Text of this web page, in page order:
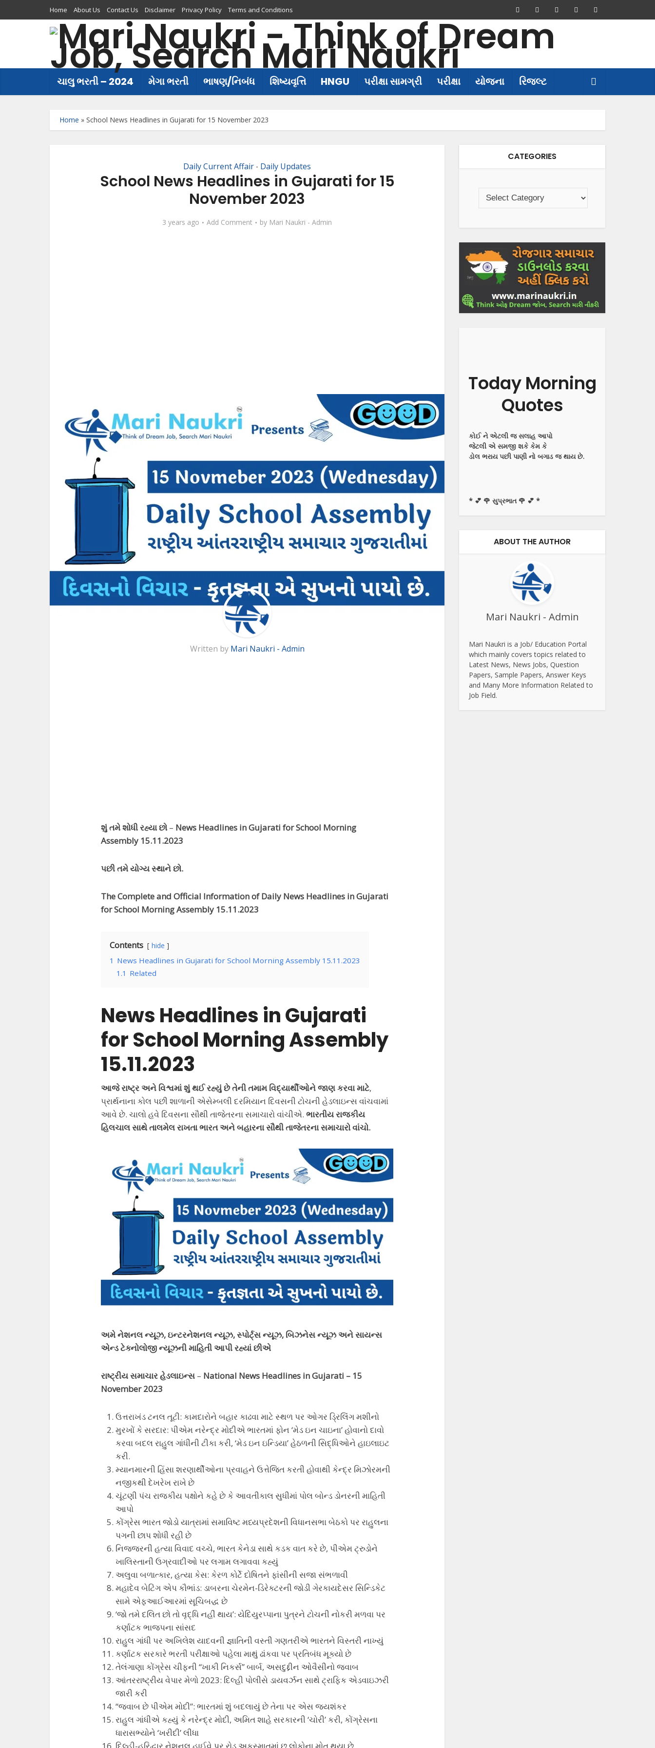
Home About Us Contact Us Disclaimer Privacy Policy Terms and Conditions
ચાલુ ભરતી – 2024 મેગા ભરતી ભાષણ/નિબંધ શિષ્યવૃત્તિ HNGU પરીક્ષા સામગ્રી પરીક્ષા યોજના રિજલ્ટ
Home » School News Headlines in Gujarati for 15 November 2023
Daily Current Affair • Daily Updates
School News Headlines in Gujarati for 15
November 2023
3 years ago Add Comment by Mari Naukri - Admin
Written by Mari Naukri - Admin
શું તમે શોધી રહ્યા છો– News Headlines in Gujarati for School Morning
Assembly 15.11.2023
પછી તમે યોગ્ય સ્થાને છો.
The Complete and Official Information of Daily News Headlines in Gujarati
for School Morning Assembly 15.11.2023
Contents hide
1 News Headlines in Gujarati for School Morning Assembly 15.11.2023
1.1 Related
News Headlines in Gujarati
for School Morning Assembly
15.11.2023
આજે રાષ્ટ્ર અને વિશ્વમાં શું થઈ રહ્યું છે તેની તમામ વિદ્યાર્થીઓને જાણ કરવા માટે,
પ્રાર્થનાના કોલ પછી શાળાની એસેમ્બલી દરમિયાન દિવસની ટોચની હેડલાઇન્સ વાંચવામાં
આવે છે. ચાલો હવે દિવસના સૌથી તાજેતરના સમાચારો વાંચીએ. ભારતીય રાજકીય
હિલચાલ સાથે તાલમેલ રાખતા ભારત અને બહારના સૌથી તાજેતરના સમાચારો વાંચો.
અમે નેશનલ ન્યૂઝ, ઇન્ટરનેશનલ ન્યૂઝ, સ્પોર્ટ્સ ન્યૂઝ, બિઝનેસ ન્યૂઝ અને સાયન્સ
એન્ડ ટેક્નોલોજી ન્યૂઝની માહિતી આપી રહ્યાં છીએ
રાષ્ટ્રીય સમાચાર હેડલાઇન્સ – National News Headlines in Gujarati – 15
November 2023
ઉત્તરાખંડ ટનલ તૂટી: કામદારોને બહાર કાઢવા માટે સ્થળ પર ઓગર ડ્રિલિંગ મશીનો
મુરખોં કે સરદાર: પીએમ નરેન્દ્ર મોદીએ ભારતમાં ફોન ‘મેડ ઇન ચાઇના’ હોવાનો દાવો
કરવા બદલ રાહુલ ગાંધીની ટીકા કરી, ‘મેડ ઇન ઇન્ડિયા’ હેઠળની સિદ્ધિઓને હાઇલાઇટ
કરી.
મ્યાનમારની હિંસા શરણાર્થીઓના પ્રવાહને ઉત્તેજિત કરતી હોવાથી કેન્દ્ર મિઝોરમની
નજીકથી દેખરેખ રાખે છે
ચૂંટણી પંચ રાજકીય પક્ષોને કહે છે કે આવતીકાલ સુધીમાં પોલ બોન્ડ ડોનરની માહિતી
આપો
કોંગ્રેસ ભારત જોડો યાત્રામાં સમાવિષ્ટ મધ્યપ્રદેશની વિધાનસભા બેઠકો પર રાહુલના
પગની છાપ શોધી રહી છે
નિજ્જરની હત્યા વિવાદ વચ્ચે, ભારત કેનેડા સાથે કડક વાત કરે છે, પીએમ ટ્રુડોને
ખાલિસ્તાની ઉગ્રવાદીઓ પર લગામ લગાવવા કહ્યું
અલુવા બળાત્કાર, હત્યા કેસ: કેરળ કોર્ટે દોષિતને ફાંસીની સજા સંભળાવી
મહાદેવ બેટિંગ એપ કૌભાંડ: ડાબરના ચેરમેન-ડિરેક્ટરની જોડી ગેરકાયદેસર સિન્ડિકેટ
સામે એફઆઈઆરમાં સૂચિબદ્ધ છે
‘જો તમે દલિત છો તો વૃદ્ધિ નહીં થાય’: યેદિયુરપ્પાના પુત્રને ટોચની નોકરી મળવા પર
કર્ણાટક ભાજપના સાંસદ
રાહુલ ગાંધી પર અખિલેશ યાદવની જ્ઞાતિની વસ્તી ગણતરીએ ભારતને વિસ્તરી નાખ્યું
કર્ણાટક સરકારે ભરતી પરીક્ષાઓ પહેલા માથું ઢાંકવા પર પ્રતિબંધ મૂક્યો છે
તેલંગાણા કોંગ્રેસ ચીફની “ખાકી નિકર્સ” બાર્બ, અસદુદ્દીન ઓવૈસીનો જવાબ
આંતરરાષ્ટ્રીય વેપાર મેળો 2023: દિલ્હી પોલીસે ડાયવર્ઝન સાથે ટ્રાફિક એડવાઇઝરી
જારી કરી
“જવાબ છે પીએમ મોદી”: ભારતમાં શું બદલાયું છે તેના પર એસ જયશંકર
રાહુલ ગાંધીએ કહ્યું કે નરેન્દ્ર મોદી, અમિત શાહે સરકારની ‘ચોરી’ કરી, કોંગ્રેસના
ધારાસભ્યોને ‘ખરીદી’ લીધા
CATEGORIES
Today Morning
Quotes
કોઈ ને એટલી જ સલાહ આપો
જેટલી એ સમજી શકે કેમ કે
ડોલ ભરાય પછી પાણી નો બગાડ જ થાય છે.
* 💕 🌹 સુપ્રભાત 🌹 💕 *
ABOUT THE AUTHOR
Mari Naukri - Admin
Mari Naukri is a Job/ Education Portal
which mainly covers topics related to
Latest News, News Jobs, Question
Papers, Sample Papers, Answer Keys
and Many More Information Related to
Job Field.